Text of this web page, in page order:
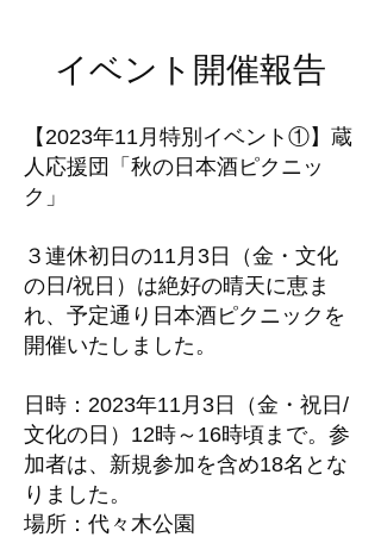
イベント開催報告
【2023年11月特別イベント①】蔵
人応援団「秋の日本酒ピクニッ
ク」
３連休初日の11月3日（金・文化
の日/祝日）は絶好の晴天に恵ま
れ、予定通り日本酒ピクニックを
開催いたしました。
日時：2023年11月3日（金・祝日/
文化の日）12時～16時頃まで。参
加者は、新規参加を含め18名とな
りました。
場所：代々木公園